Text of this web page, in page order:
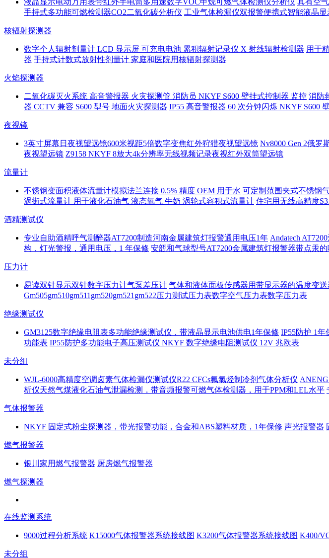
液晶显示电动万用表带红外手电筒多用途数字VOC甲烷可燃气体检测仪分析仪 具有空
手持式多功能可燃检测器CO2二氧化碳分析仪 工业气体检漏仪双报警便携式智能液晶
核辐射探测器
数字个人辐射剂量计 LCD 显示屏 可充电电池 累积辐射记录仪 X 射线辐射检测器 用于
器 手持式计数式放射性剂量计 家庭和医院用核辐射探测器
火焰探测器
二氧化碳灭火系统 高音警报器 火灾探测管 消防员 NKYF S600 壁挂式控制器 监控 消防
器 CCTV 兼容 S600 型号 地面火灾探测器 IP55 高音警报器 60 次分钟闪烁 NKYF S600
夜视镜
3英寸屏幕日夜视望远镜600米视距5倍数字变焦红外狩猎夜视望远镜 Nv8000 Gen 2俄罗
夜视望远镜 Z9158 NKYF 8放大4k分辨率无线视频记录夜视红外双筒望远镜
流量计
不锈钢变面积液体流量计模拟法兰连接 0.5% 精度 OEM 用于水 可定制范围夹式不锈钢
涡街式流量计 用于液化石油气 液态氧气 牛奶 涡轮式容积式流量计 住宅用无线高精度
酒精测试仪
专业自助酒精呼气测醉器AT7200制造河南金属建筑灯报警通用电压1年 Andatech
构，灯光警报，通用电压，1 年保修 安瓿和气球型号AT7200金属建筑灯报警器带点汞
压力计
易读双针显示双针数字压力计气泵差压计 气体和液体面板传感器用带显示器的温度变送
Gm505gm510gm511gm520gm521gm522压力测试压力表数字空气压力表数字压力表
绝缘测试仪
GM3125数字绝缘电阻表多功能绝缘测试仪，带液晶显示电池供电1年保修 IP55防护 1
功能表 IP55防护多功能电子高压测试仪 NKYF 数字绝缘电阻测试仪 12V 兆欧表
未分组
WJL-6000高精度空调卤素气体检漏仪测试仪R22 CFCs氟氯烃制冷剂气体分析仪
析仪天然气煤液化石油气泄漏检测，带音频报警可燃气体检测器，用于PPM和LEL水平
气体报警器
NKYF 固定式粉尘探测器，带光报警功能，合金和ABS塑料材质，1年保修 声光报警器
燃气报警器
银川家用燃气报警器 厨房燃气报警器
燃气探测器
在线监测系统
9000过程分析系统 K15000气体报警器系统接线图 K3200气体报警器系统接线图 K400/
未分组